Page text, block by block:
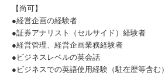
【尚可】
●経営企画の経験者
●証券アナリスト（セルサイド）経験者
●経営管理、経営企画業務経験者
●ビジネスレベルの英会話
●ビジネスでの英語使用経験（駐在歴等含む）